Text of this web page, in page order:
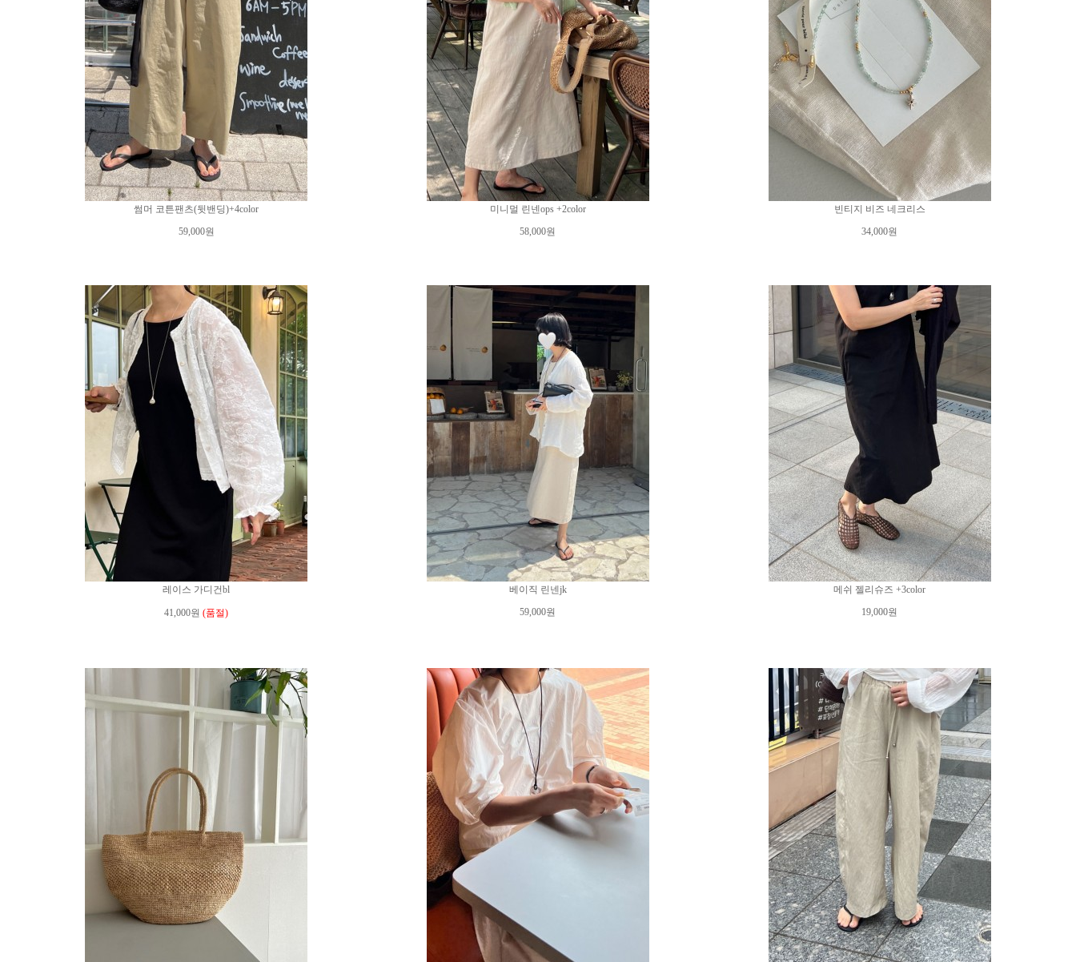
썸머 코튼팬츠(뒷밴딩)+4color
59,000원
미니멀 린넨ops +2color
58,000원
빈티지 비즈 네크리스
34,000원
레이스 가디건bl
41,000원 (품절)
베이직 린넨jk
59,000원
메쉬 젤리슈즈 +3color
19,000원